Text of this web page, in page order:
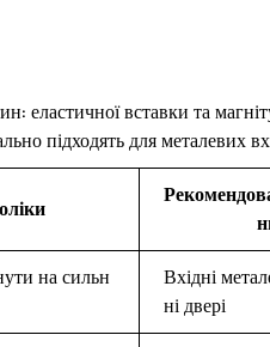
вставки та
підходять для металевих
на сильн
Вхідні
ні двері